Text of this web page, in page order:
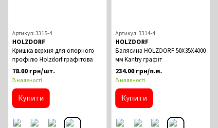
Артикул: 3315-4
HOLZDORF
Кришка верхня для опорного
профілю Holzdorf графітова
78.00 грн/шт.
В наявності
Купити
Артикул: 3314-4
HOLZDORF
Балясина HOLZDORF 50Х35Х4000
мм Kantry графіт
234.00 грн/п.м.
В наявності
Купити